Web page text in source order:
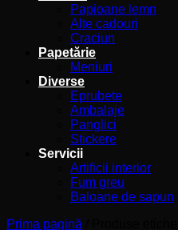
Papioane lemn
Alte cadouri
Craciun
Papetărie
Meniuri
Diverse
Eprubete
Ambalaje
Panglici
Stickere
Servicii
Artificii interior
Fum greu
Baloane de sapun
Prima pagină